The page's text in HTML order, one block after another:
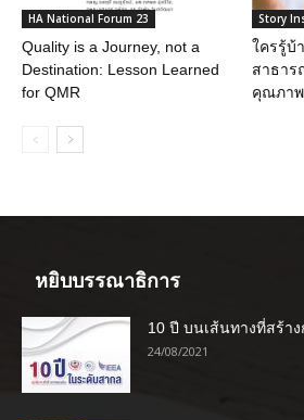
HA National Forum 23
Quality is a Journey, not a
Destination: Lesson Learned
for QMR
Story
ใครรู้บ้
สาธาร
คุณภาพ
หยิบบรรณาธิการ
10 ปี บนเส้นทางที่สร้า
24/08/2021